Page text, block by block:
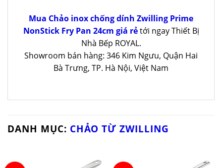
Mua Chảo inox chống dính Zwilling Prime
NonStick Fry Pan 24cm giá rẻtới ngay Thiết Bị
Nhà Bếp ROYAL.
Showroom bán hàng: 346 Kim Ngưu, Quận Hai
Bà Trưng, TP. Hà Nội, Việt Nam
DANH MỤC: CHẢO TỪ ZWILLING